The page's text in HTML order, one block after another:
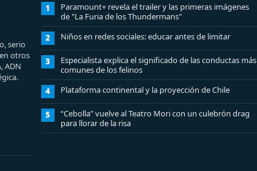
serio
otros
ADN
1
Paramount+ revela el trailer y las primeras imágenes
de "La Furia de los Thundermans"
2 Niños en redes sociales: educar antes de limitar
3
Especialista explica el significado de las conductas más
comunes de los felinos
4 Plataforma continental y la proyección de Chile
5
“Cebolla” vuelve al Teatro Mori con un culebrón drag
para llorar de la risa